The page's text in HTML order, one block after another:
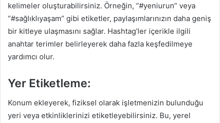
kelimeler oluşturabilirsiniz. Örneğin, “#yeniurun” veya
“#sağlıklıyaşam” gibi etiketler, paylaşımlarınızın daha geniş
bir kitleye ulaşmasını sağlar. Hashtag’ler içerikle ilgili
anahtar terimler belirleyerek daha fazla keşfedilmeye
yardımcı olur.
Yer Etiketleme:
Konum ekleyerek, fiziksel olarak işletmenizin bulunduğu
yeri veya etkinliklerinizi etiketleyebilirsiniz. Bu, yerel